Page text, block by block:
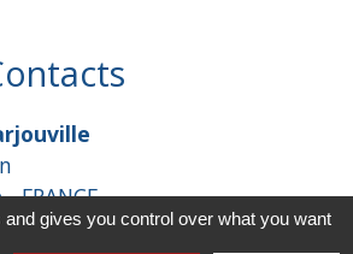
FRANCE
gives you control over what you want